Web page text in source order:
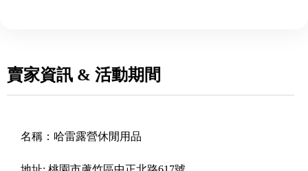
賣家資訊 & 活動期間
名稱： 哈雷露營休閒用品